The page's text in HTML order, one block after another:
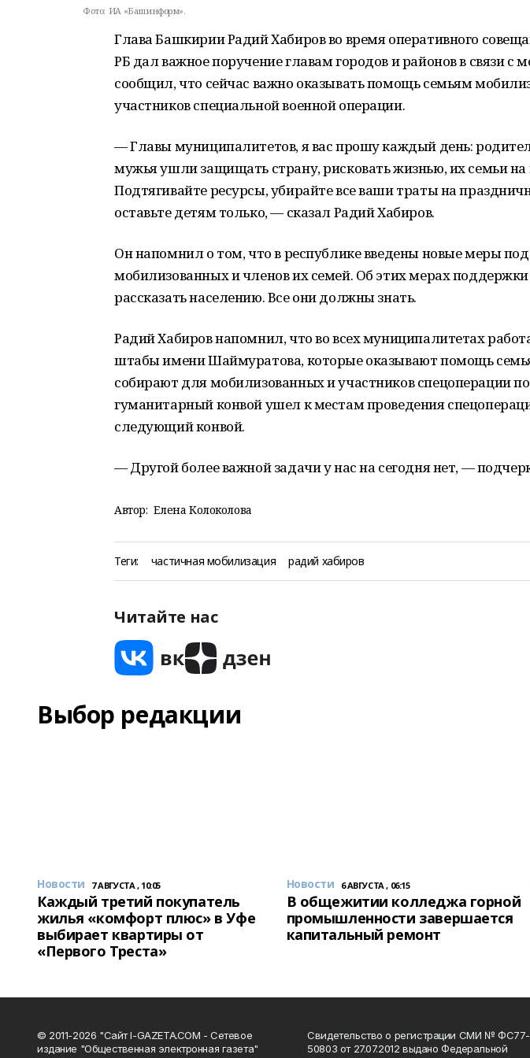
Фото: ИА «Башинформ».
Глава Башкирии Радий Хабиров во время оперативного
РБ дал важное поручение главам городов и районов в связи с
сообщил, что сейчас важно оказывать помощь семьям
участников специальной военной операции.
— Главы муниципалитетов, я вас прошу каждый день:
мужья ушли защищать страну, рисковать жизнью, их семьи
Подтягивайте ресурсы, убирайте все ваши траты на
оставьте детям только, — сказал Радий Хабиров.
Он напомнил о том, что в республике введены новые меры
мобилизованных и членов их семей. Об этих мерах
рассказать населению. Все они должны знать.
Радий Хабиров напомнил, что во всех муниципалитетах
штабы имени Шаймуратова, которые оказывают помощь
собирают для мобилизованных и участников спецоперации
гуманитарный конвой ушел к местам проведения
следующий конвой.
— Другой более важной задачи у нас на сегодня нет, —
Автор: Елена Колоколова
Теги: частичная мобилизация радий хабиров
Читайте нас
Выбор редакции
Новости 7 АВГУСТА , 10:05
Каждый третий покупатель
жилья «комфорт плюс» в Уфе
выбирает квартиры от
«Первого Треста»
Новости 6 АВГУСТА , 06:15
В общежитии колледжа горной
промышленности завершается
капитальный ремонт
© 2011-2026 "Сайт I-GAZETA.COM - Сетевое
издание "Общественная электронная газета"
Свидетельство о регистрации СМИ № ФС77-
50803 от 27.07.2012 выдано Федеральной